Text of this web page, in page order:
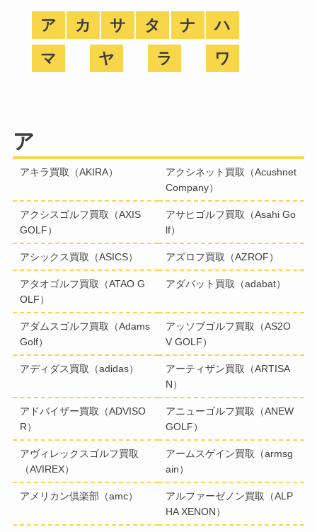
ア カ サ タ ナ
ハ
マ
ヤ ラ ワ
ア
アキラ買取（AKIRA）
アクシネット買取（Acushnet
Company）
アクシスゴルフ買取（AXIS
GOLF）
アサヒゴルフ買取（Asahi Go
lf）
アシックス買取（ASICS） アズロフ買取（AZROF）
アタオゴルフ買取（ATAO G
OLF）
アダバット買取（adabat）
アダムスゴルフ買取（Adams
Golf）
アッソブゴルフ買取（AS2O
V GOLF）
アディダス買取（adidas）
アーティザン買取（ARTISA
N）
アドバイザー買取（ADVISO
R）
アニューゴルフ買取（ANEW
GOLF）
アヴィレックスゴルフ買取
（AVIREX）
アームスゲイン買取（armsg
ain）
アメリカン倶楽部（amc）
アルファーゼノン買取（ALP
HA XENON）